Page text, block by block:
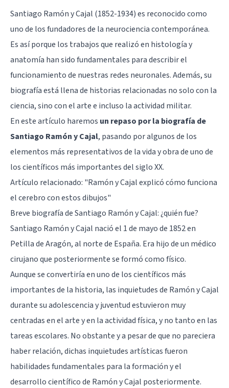
Santiago Ramón y Cajal (1852-1934) es reconocido como
uno de los fundadores de la neurociencia contemporánea.
Es así porque los trabajos que realizó en histología y
anatomía han sido fundamentales para describir el
funcionamiento de nuestras redes neuronales. Además, su
biografía está llena de historias relacionadas no solo con la
ciencia, sino con el arte e incluso la actividad militar.
En este artículo haremos un repaso por la biografía de
Santiago Ramón y Cajal, pasando por algunos de los
elementos más representativos de la vida y obra de uno de
los científicos más importantes del siglo XX.
Artículo relacionado: "Ramón y Cajal explicó cómo funciona
el cerebro con estos dibujos"
Breve biografía de Santiago Ramón y Cajal: ¿quién fue?
Santiago Ramón y Cajal nació el 1 de mayo de 1852 en
Petilla de Aragón, al norte de España. Era hijo de un médico
cirujano que posteriormente se formó como físico.
Aunque se convertiría en uno de los científicos más
importantes de la historia, las inquietudes de Ramón y Cajal
durante su adolescencia y juventud estuvieron muy
centradas en el arte y en la actividad física, y no tanto en las
tareas escolares. No obstante y a pesar de que no pareciera
haber relación, dichas inquietudes artísticas fueron
habilidades fundamentales para la formación y el
desarrollo científico de Ramón y Cajal posteriormente.